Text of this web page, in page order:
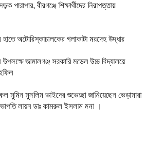
পারাপার, বীরগঞ্জে শিক্ষার্থীদের নিরাপত্তায়
হাতে অটোরিস্কাচালকের গলাকাটা মরদেহ উদ্ধার
জামালগঞ্জ সরকারি মডেল উচ্চ বিদ্যালয়ে
মুসলিম ভাইদের শুভেচ্ছা জানিয়েছেন ভেড়ামারা
লায়ন ডাঃ কামরুল ইসলাম মনা ।